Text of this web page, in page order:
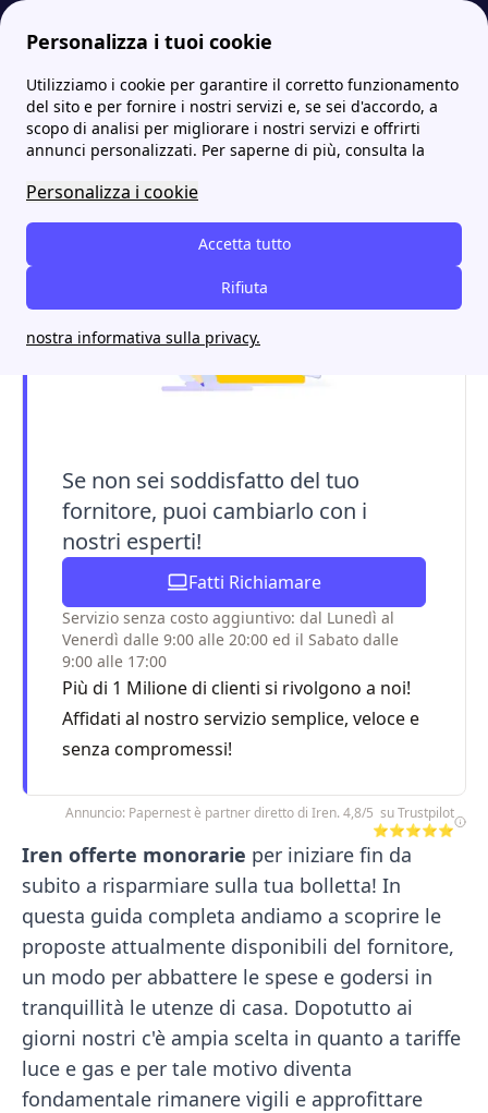
Personalizza i tuoi cookie
Utilizziamo i cookie per garantire il corretto funzionamento
del sito e per fornire i nostri servizi e, se sei d'accordo, a
scopo di analisi per migliorare i nostri servizi e offrirti
annunci personalizzati. Per saperne di più, consulta la
Personalizza i cookie
Accetta tutto
Rifiuta
nostra informativa sulla privacy.
Energia-Luce.it More Le migliori offerte Iren luce e gas: come risparmiare? Iren Offerte Monorarie: la guida completa
Iren Offerte Monorarie: la
guida completa
Se non sei soddisfatto del tuo
fornitore, puoi cambiarlo con i
nostri esperti!
Fatti Richiamare
Servizio senza costo aggiuntivo: dal Lunedì al
Venerdì dalle 9:00 alle 20:00 ed il Sabato dalle
9:00 alle 17:00
Più di 1 Milione di clienti si rivolgono a noi!
Affidati al nostro servizio semplice, veloce e
senza compromessi!
Annuncio: Papernest è partner diretto di Iren. 4,8/5 su Trustpilot
⭐⭐⭐⭐⭐
Iren offerte monorarie per iniziare fin da
subito a risparmiare sulla tua bolletta! In
questa guida completa andiamo a scoprire le
proposte attualmente disponibili del fornitore,
un modo per abbattere le spese e godersi in
tranquillità le utenze di casa. Dopotutto ai
giorni nostri c'è ampia scelta in quanto a tariffe
luce e gas e per tale motivo diventa
fondamentale rimanere vigili e approfittare